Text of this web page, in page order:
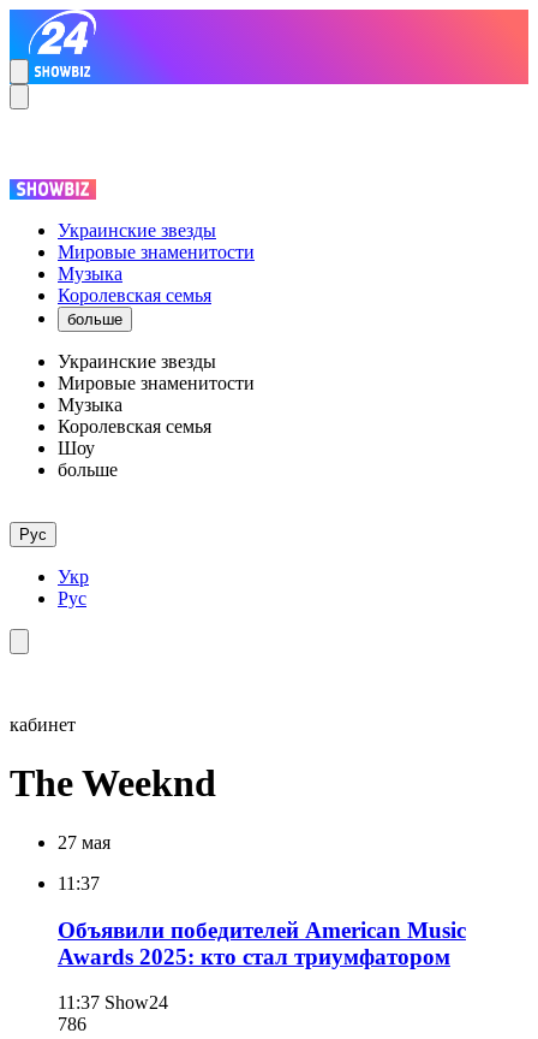
Украинские звезды
Мировые знаменитости
Музыка
Королевская семья
больше
Украинские звезды
Мировые знаменитости
Музыка
Королевская семья
Шоу
больше
Рус
Укр
Рус
кабинет
The Weeknd
27 мая
11:37
Объявили победителей American Music
Awards 2025: кто стал триумфатором
11:37 Show24
786